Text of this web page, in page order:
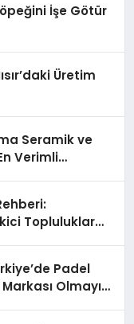
İşe Götür
Üretim
Seramik ve
Verimli
Topluluklar
Padel
Markası Olmayı